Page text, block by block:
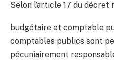
Selon l’article 17 du
budgétaire et comptable
comptables publics sont
pécuniairement